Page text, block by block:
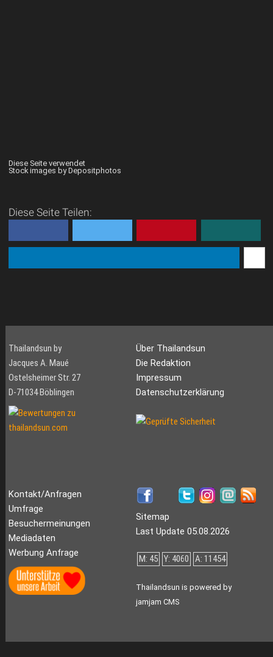
Diese Seite verwendet
Stock images by Depositphotos
Diese Seite Teilen:
Thailandsun by
Jacques A. Maué
Ostelsheimer Str. 27
D-71034 Böblingen
Über Thailandsun
Die Redaktion
Impressum
Datenschutzerklärung
Kontakt/Anfragen
Umfrage
Besuchermeinungen
Mediadaten
Werbung Anfrage
Sitemap
Last Update 05.08.2026
M: 45 Y: 4060 A: 11454
Thailandsun is powered by
jamjam CMS